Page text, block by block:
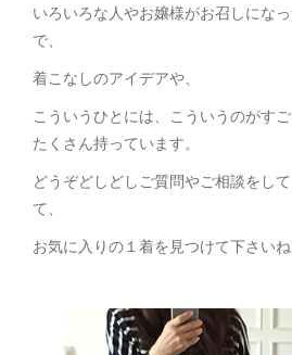
いろいろな人やお嬢様がお召しにな
で、
着こなしのアイデアや、
こういうひとには、こういうのがす
たくさん持っています。
どうぞどしどしご質問やご相談をし
て、
お気に入りの１着を見つけて下さいね